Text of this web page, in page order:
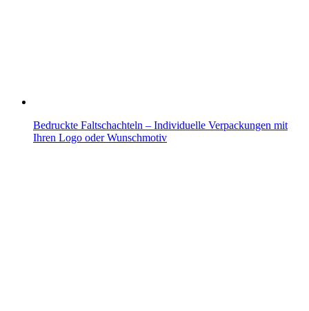
Bedruckte Faltschachteln – Individuelle Verpackungen mit
Ihren Logo oder Wunschmotiv